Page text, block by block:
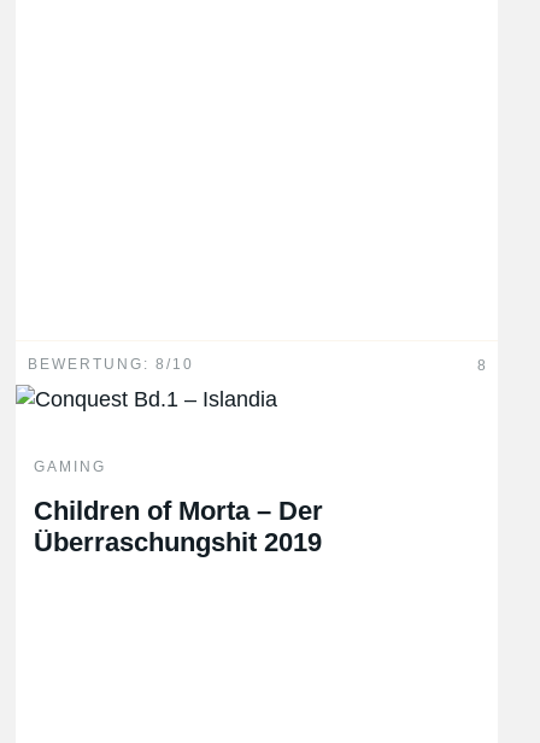
BEWERTUNG: 8/10 8
GAMING
Children of Morta – Der
Überraschungshit 2019